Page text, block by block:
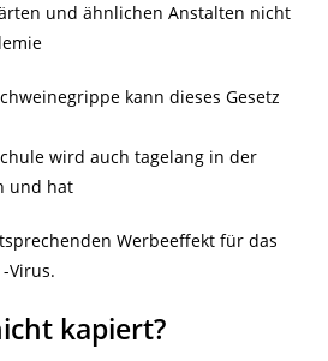
und ähnlichen Anstalten nicht
kann dieses Gesetz
wird auch tagelang in der
und hat
Werbeeffekt für das
Virus.
kapiert?